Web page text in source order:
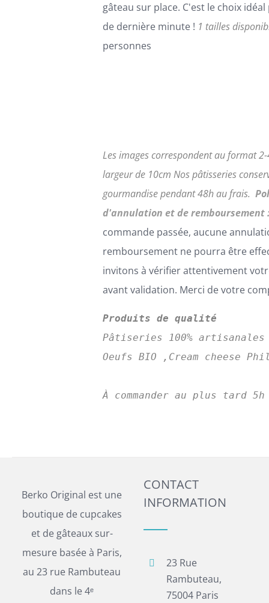
gâteau sur place. C'est le choix
de dernière minute ! 1 tailles
personnes
Les images correspondent au format
largeur de 10cm Nos pâtisseries
gourmandise pendant 48h au frais.
d'annulation et de remboursement
commande passée, aucune
remboursement ne pourra être
invitons à vérifier attentivement
avant validation. Merci de votre
Produits de qualité
Pâtiseries 100% artisanales
Oeufs BIO ,Cream cheese
Berko Original est une
boutique de cupcakes
et de gâteaux sur-
mesure basée à Paris,
au 23 rue Rambuteau
dans le 4ᵉ
CONTACT
INFORMATION
23 Rue
Rambuteau,
75004 Paris